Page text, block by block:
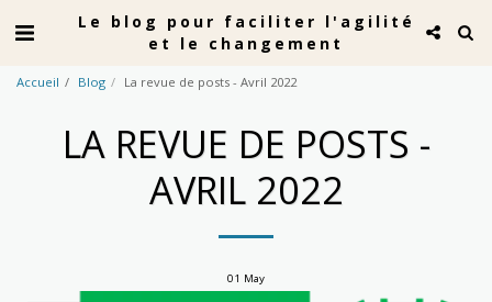
Le blog pour faciliter l'agilité
et le changement
Accueil Blog La revue de posts - Avril 2022
LA REVUE DE POSTS -
AVRIL 2022
01 May